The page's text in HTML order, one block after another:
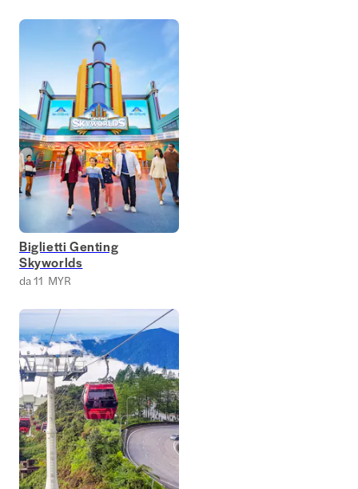
Biglietti Genting
Skyworlds
da 11 MYR